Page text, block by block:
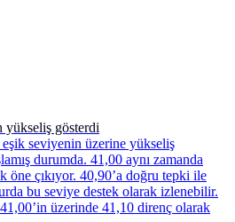
yükseliş gösterdi
seviyenin üzerine yükseliş
durumda. 41,00 aynı zamanda
çıkıyor. 40,90’a doğru tepki ile
bu seviye destek olarak izlenebilir.
üzerinde 41,10 direnç olarak